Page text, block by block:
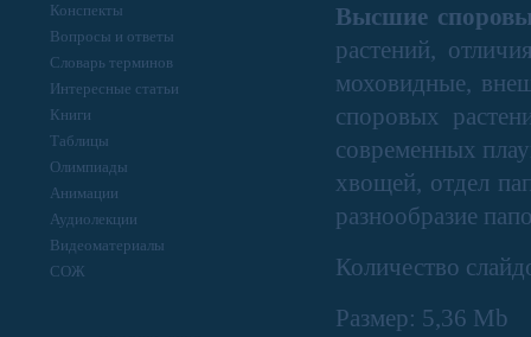
Конспекты
Вопросы и ответы
Словарь терминов
Интересные статьи
Книги
Таблицы
Олимпиады
Анимации
Аудиолекции
Видеоматериалы
СОЖ
Высшие
растений,
моховидные,
споровых
современных
хвощей, отдел
разнообразие
Количество
Размер: 5,36 Mb